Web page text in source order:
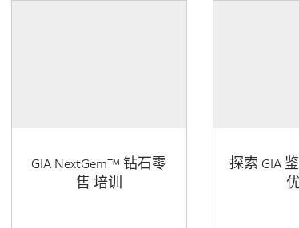
GIA NextGem™ 钻石零
售 培训
探索 GIA